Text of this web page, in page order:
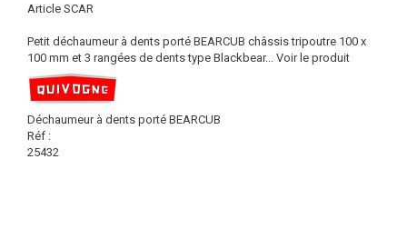
Article SCAR
Petit déchaumeur à dents porté BEARCUB châssis tripoutre 100 x
100 mm et 3 rangées de dents type Blackbear... Voir le produit
Déchaumeur à dents porté BEARCUB
Réf :
25432